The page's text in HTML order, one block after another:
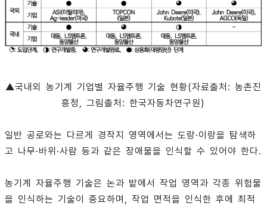
▲국내외 농기계 기업별 자율주행 기술 현황(자료출처: 농촌진
흥청, 그림출처: 한국자동차연구원)
일반 공로와는 다르게 경작지 영역에서는 도랑·이랑을 탐색하
고 나무·바위·사람 등과 같은 장애물을 인식할 수 있어야 한다.
농기계 자율주행 기술은 논과 밭에서 작업 영역과 각종 위험물
을 인식하는 기술이 중요하며, 작업 면적을 인식한 후에 최적